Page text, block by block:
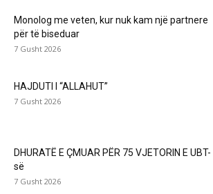
Monolog me veten, kur nuk kam një partnere
për të biseduar
7 Gusht 2026
HAJDUTI I “ALLAHUT”
7 Gusht 2026
DHURATË E ÇMUAR PËR 75 VJETORIN E UBT-
së
7 Gusht 2026